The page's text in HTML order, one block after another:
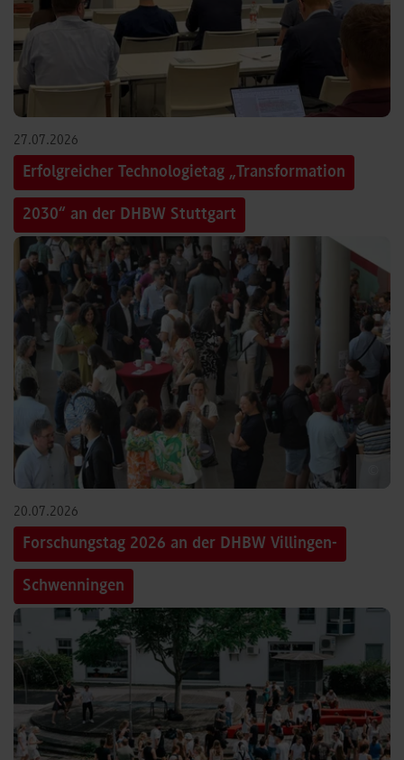
27.07.2026
Erfolgreicher Technologietag „Transformation
2030“ an der DHBW Stuttgart
20.07.2026
Forschungstag 2026 an der DHBW Villingen-
Schwenningen